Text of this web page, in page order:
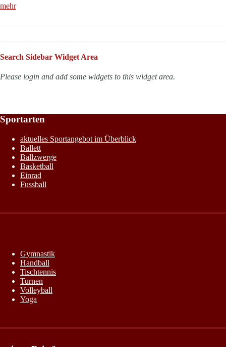
mehr
Search Sidebar Widget Area
Please login and add some widgets to this widget area.
Sportarten
aktuelles Sportangebot im Überblick
Ballett
Ballzwerge
Basketball
Einrad
Fussball
Gymnastik
Handball
Tischtennis
Turnen
Volleyball
Yoga